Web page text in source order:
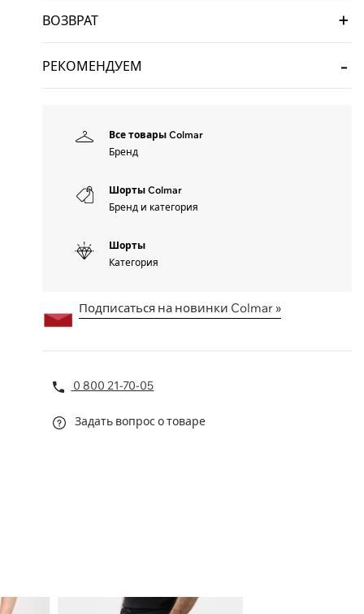
ВОЗВРАТ
РЕКОМЕНДУЕМ
Все товары Colmar
Бренд
Шорты Colmar
Бренд и категория
Шорты
Категория
Подписаться на новинки Colmar »
0 800 21-70-05
Задать вопрос о товаре